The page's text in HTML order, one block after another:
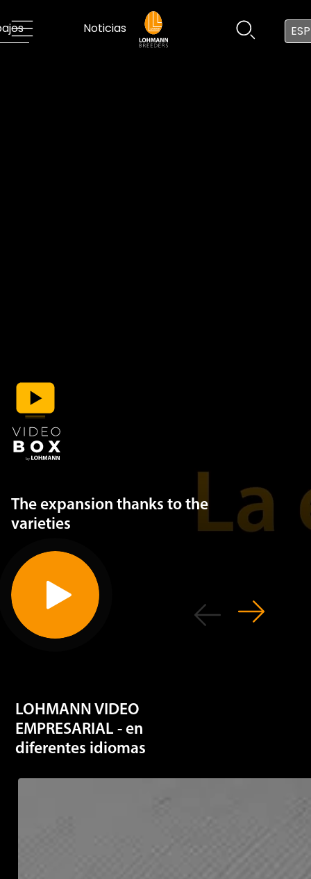
Noticias ESP
The expansion thanks to the
varieties
LOHMANN VIDEO
EMPRESARIAL - en
diferentes idiomas